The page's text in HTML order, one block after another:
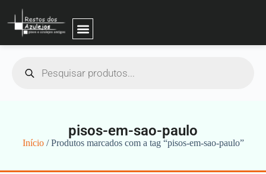
pisos-em-sao-paulo
Início/ Produtos marcados com a tag “pisos-em-sao-paulo”